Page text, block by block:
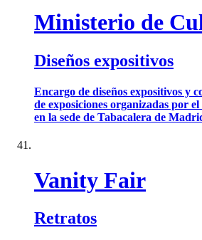
Ministerio de
Diseños expositivos
Encargo de diseños expositivos y
de exposiciones organizadas por
en la sede de Tabacalera de
Vanity Fair
Retratos